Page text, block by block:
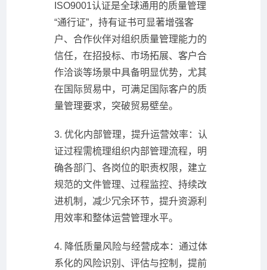
ISO9001认证是全球通用的质量管理
“通行证”，持有证书可显著增强客
户、合作伙伴对组织质量管理能力的
信任，在招投标、市场拓展、客户合
作洽谈等场景中具备明显优势，尤其
在国际贸易中，可满足国际客户的质
量管理要求，突破贸易壁垒。
3. 优化内部管理，提升运营效率：认
证过程需梳理组织内部管理流程，明
确各部门、各岗位的职责权限，建立
规范的文件管理、过程监控、持续改
进机制，减少冗余环节，提升资源利
用效率和整体运营管理水平。
4. 降低质量风险与经营成本：通过体
系化的风险识别、评估与控制，提前